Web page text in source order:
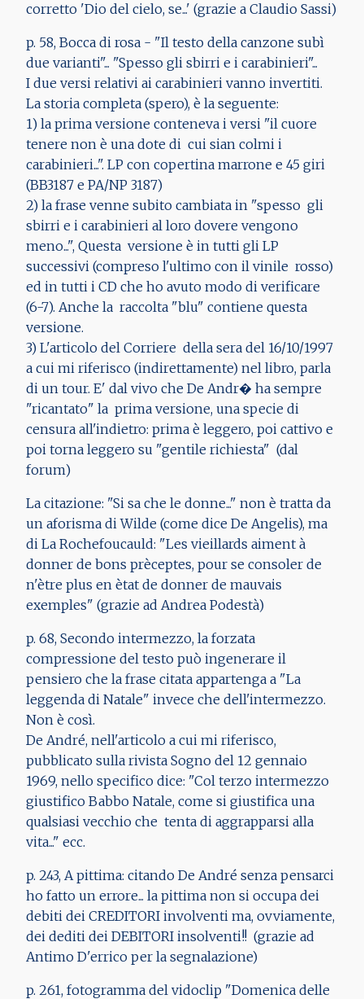
corretto 'Dio del cielo, se...' (grazie a Claudio Sassi)
p. 58, Bocca di rosa - "Il testo della canzone subì
due varianti"... "Spesso gli sbirri e i carabinieri"...
I due versi relativi ai carabinieri vanno invertiti.
La storia completa (spero), è la seguente:
1) la prima versione conteneva i versi "il cuore
tenere non è una dote di cui sian colmi i
carabinieri...". LP con copertina marrone e 45 giri
(BB3187 e PA/NP 3187)
2) la frase venne subito cambiata in "spesso gli
sbirri e i carabinieri al loro dovere vengono
meno...", Questa versione è in tutti gli LP
successivi (compreso l'ultimo con il vinile rosso)
ed in tutti i CD che ho avuto modo di verificare
(6-7). Anche la raccolta "blu" contiene questa
versione.
3) L'articolo del Corriere della sera del 16/10/1997
a cui mi riferisco (indirettamente) nel libro, parla
di un tour. E' dal vivo che De Andr� ha sempre
"ricantato" la prima versione, una specie di
censura all'indietro: prima è leggero, poi cattivo e
poi torna leggero su "gentile richiesta" (dal
forum)
La citazione: "Si sa che le donne..." non è tratta da
un aforisma di Wilde (come dice De Angelis), ma
di La Rochefoucauld: "Les vieillards aiment à
donner de bons prèceptes, pour se consoler de
n'ètre plus en ètat de donner de mauvais
exemples" (grazie ad Andrea Podestà)
p. 68, Secondo intermezzo, la forzata
compressione del testo può ingenerare il
pensiero che la frase citata appartenga a "La
leggenda di Natale" invece che dell'intermezzo.
Non è così.
De André, nell'articolo a cui mi riferisco,
pubblicato sulla rivista Sogno del 12 gennaio
1969, nello specifico dice: "Col terzo intermezzo
giustifico Babbo Natale, come si giustifica una
qualsiasi vecchio che tenta di aggrapparsi alla
vita..." ecc.
p. 243, A pittima: citando De André senza pensarci
ho fatto un errore... la pittima non si occupa dei
debiti dei CREDITORI involventi ma, ovviamente,
dei dediti dei DEBITORI insolventi!! (grazie ad
Antimo D'errico per la segnalazione)
p. 261, fotogramma del vidoclip "Domenica delle